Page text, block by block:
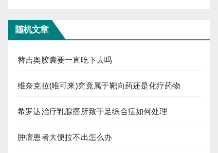
随机文章
替吉奥胶囊要一直吃下去吗
维奈克拉(唯可来)究竟属于靶向药还是化疗药物
希罗达治疗乳腺癌所致手足综合症如何处理
肿瘤患者大便拉不出怎么办